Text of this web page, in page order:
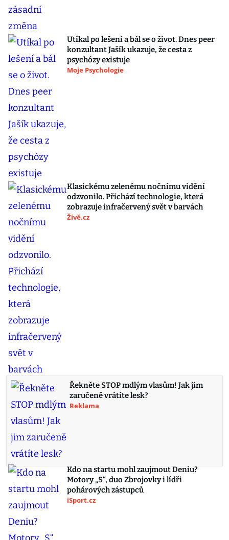
Utíkal po lešení a bál se o život. Dnes peer
konzultant Jašík ukazuje, že cesta z
psychózy existuje
Moje Psychologie
Klasickému zelenému nočnímu vidění
odzvonilo. Přichází technologie, která
zobrazuje infračervený svět v barvách
Živě.cz
Řekněte STOP mdlým vlasům! Jak jim
zaručeně vrátíte lesk?
Reklama
Kdo na startu mohl zaujmout Deniu?
Motory „S“, duo Zbrojovky i lídři
pohárových zástupců
iSport.cz